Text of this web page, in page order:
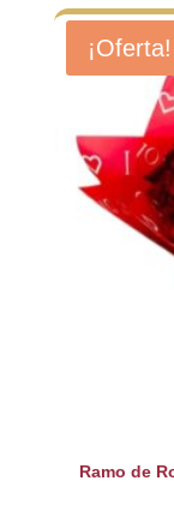
¡Oferta!
Ramo de